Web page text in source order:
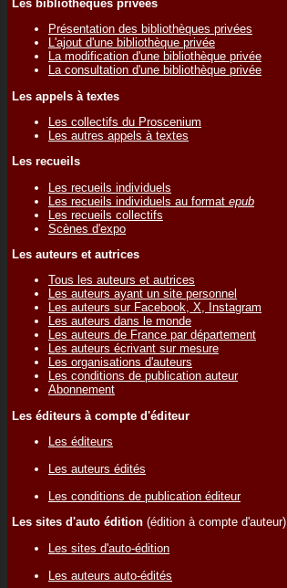
Les bibliothèques privées
Présentation des bibliothèques privées
L'ajout d'une bibliothèque privée
La modification d'une bibliothèque privée
La consultation d'une bibliothèque privée
Les appels à textes
Les collectifs du Proscenium
Les autres appels à textes
Les recueils
Les recueils individuels
Les recueils individuels au format epub
Les recueils collectifs
Scènes d'expo
Les auteurs et autrices
Tous les auteurs et autrices
Les auteurs ayant un site personnel
Les auteurs sur Facebook, X, Instagram
Les auteurs dans le monde
Les auteurs de France par département
Les auteurs écrivant sur mesure
Les organisations d'auteurs
Les conditions de publication auteur
Abonnement
Les éditeurs à compte d'éditeur
Les éditeurs
Les auteurs édités
Les conditions de publication éditeur
Les sites d'auto édition (édition à compte d'auteur)
Les sites d'auto-édition
Les auteurs auto-édités